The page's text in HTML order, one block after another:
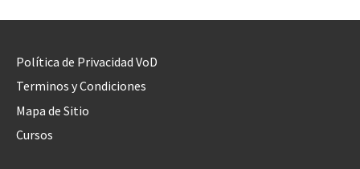
Política de Privacidad VoD
Terminos y Condiciones
Mapa de Sitio
Cursos